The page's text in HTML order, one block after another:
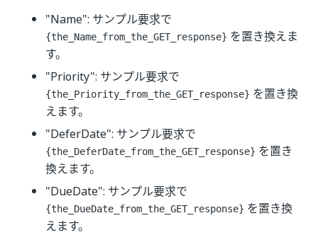
"Name": サンプル要求で
{the_Name_from_the_GET_response} を置き換えま
す。
"Priority": サンプル要求で
{the_Priority_from_the_GET_response} を置き換
えます。
"DeferDate": サンプル要求で
{the_DeferDate_from_the_GET_response} を置き
換えます。
"DueDate": サンプル要求で
{the_DueDate_from_the_GET_response} を置き換
えます。